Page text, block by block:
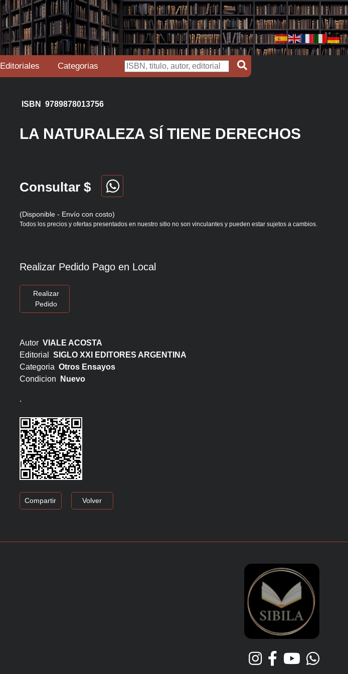
Editoriales Categorias
ISBN 9789878013756
LA NATURALEZA SÍ TIENE DERECHOS
Consultar $
(Disponible - Envío con costo)
Todos los precios y ofertas presentados en nuestro sitio no son vinculantes y pueden estar sujetos a cambios.
Realizar Pedido Pago en Local
Realizar
Pedido
Autor VIALE ACOSTA
Editorial SIGLO XXI EDITORES ARGENTINA
Categoria Otros Ensayos
Condicion
Nuevo
.
Compartir Volver